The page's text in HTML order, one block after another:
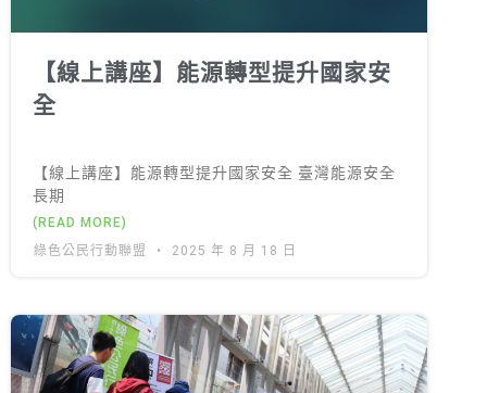
【線上講座】能源轉型提升國家安
全
【線上講座】能源轉型提升國家安全 臺灣能源安全
長期
(READ MORE)
綠色公民行動聯盟
2025 年 8 月 18 日